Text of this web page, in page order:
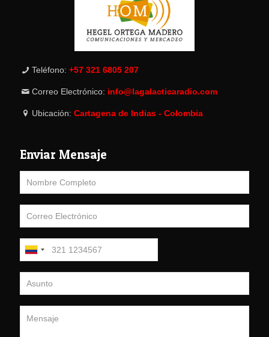
Teléfono: +57 321 6805 207
Correo Electrónico: info@lagalacticaradio.com
Ubicación: Cartagena de Indias - Colombia
Enviar Mensaje